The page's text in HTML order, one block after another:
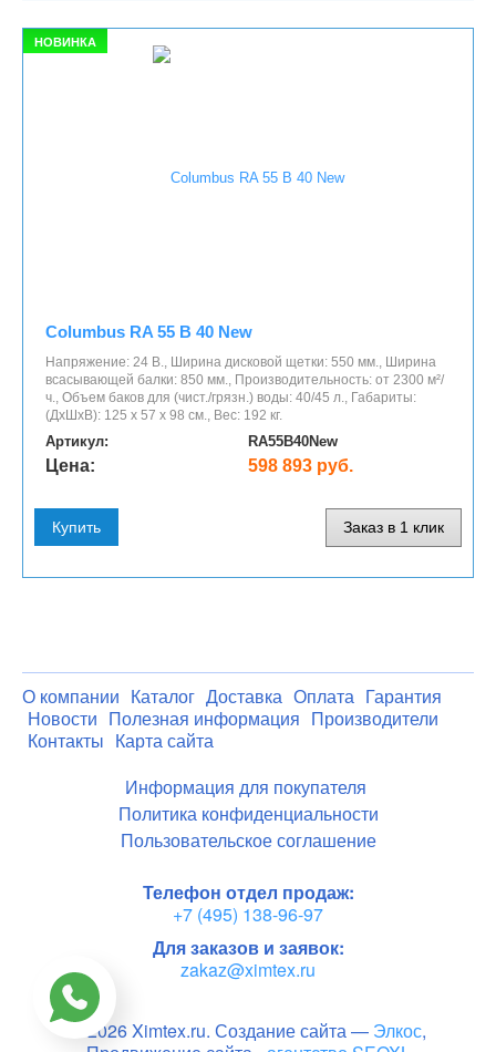
НОВИНКА
Columbus RA 55 B 40 New
Напряжение: 24 В., Ширина дисковой щетки: 550 мм., Ширина
всасывающей балки: 850 мм., Производительность: от 2300 м²/
ч., Объем баков для (чист./грязн.) воды: 40/45 л., Габариты:
(ДхШхВ): 125 x 57 x 98 см., Вес: 192 кг.
Артикул: RA55B40New
Цена: 598 893 руб.
Купить Заказ в 1 клик
О компании Каталог Доставка Оплата
Гарантия
Новости
Полезная информация
Производители
Контакты
Карта сайта
Информация для покупателя
Политика конфиденциальности
Пользовательское соглашение
Телефон отдел продаж:
+7 (495) 138-96-97
Для заказов и заявок:
zakaz@ximtex.ru
© 2026 Ximtex.ru. Создание сайта — Элкос,